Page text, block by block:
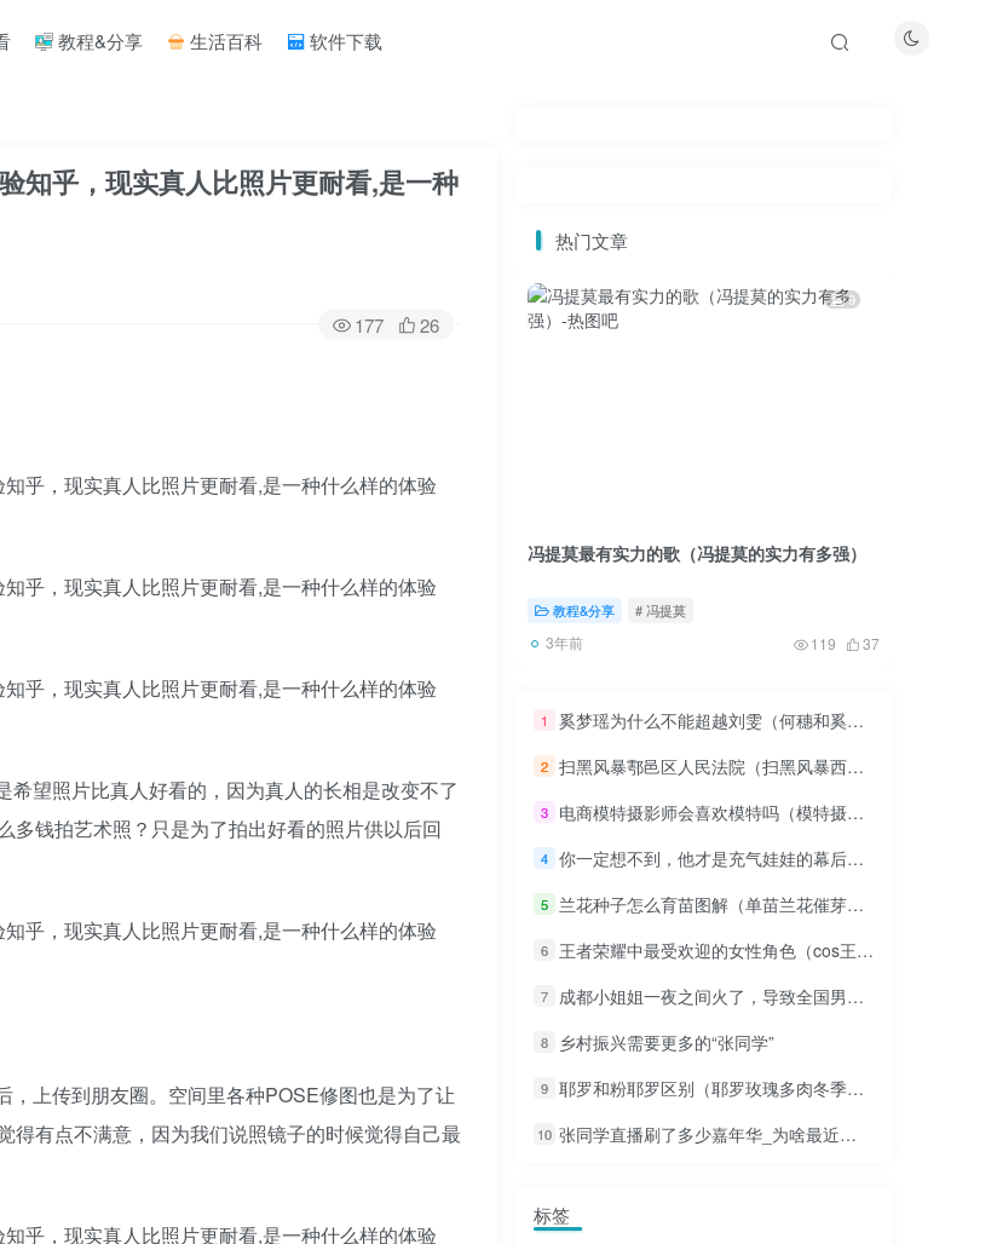
教程&分享 生活百科 软件下载
知乎，现实真人比照片更耐看,是一种
177 26
望照片比真人好看的，因为真人的长相是改变不了
多钱拍艺术照？只是为了拍出好看的照片供以后回
上传到朋友圈。空间里各种POSE修图也是为了让
得有点不满意，因为我们说照镜子的时候觉得自己最
热门文章
9
冯提莫最有实力的歌（冯提莫的实力有多强）
教程&分享 # 冯提莫
3年前 119 37
1 奚梦瑶为什么不能超越刘雯（何穗和奚梦瑶有什么区别）
2 扫黑风暴鄠邑区人民法院（扫黑风暴西安鄠邑区）
3 电商模特摄影师会喜欢模特吗（模特摄影师爱上模特）
4 你一定想不到，他才是充气娃娃的幕后大佬！
5 兰花种子怎么育苗图解（单苗兰花催芽技巧）
6 王者荣耀中最受欢迎的女性角色（cos王者荣耀女性角色的美女）
7 成都小姐姐一夜之间火了，导致全国男性争先恐后往成都跑，对此你怎么看？
8 乡村振兴需要更多的“张同学”
9 耶罗和粉耶罗区别（耶罗玫瑰多肉冬季耐寒吗）
10 张同学直播刷了多少嘉年华_为啥最近刷不到张同学了
标签